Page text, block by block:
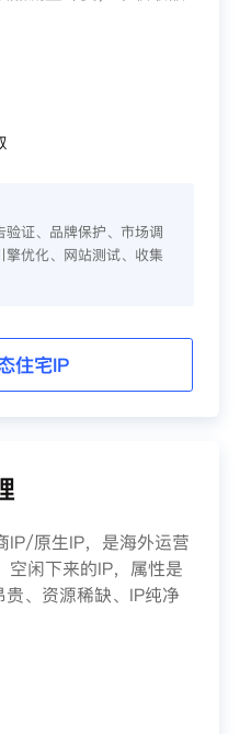
证、品牌保护、市场调
优化、网站测试、收集
住宅IP
IP/原生IP，是海外运营
空闲下来的IP，属性是
、资源稀缺、IP纯净